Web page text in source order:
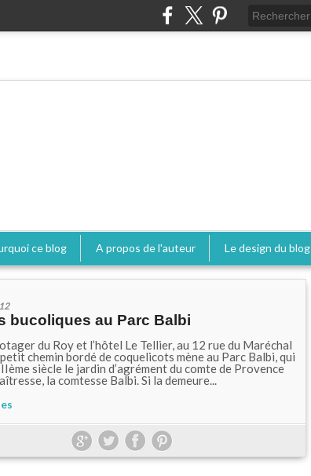
ce blog A propos de l'auteur Le design du blog
bucoliques au Parc Balbi
du Roy et l’hôtel Le Tellier, au 12 rue du Maréchal
chemin bordé de coquelicots mène au Parc Balbi, qui
siècle le jardin d’agrément du comte de Provence
la comtesse Balbi. Si la demeure...